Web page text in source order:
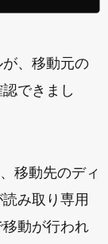
、移動元の
できまし
移動先のディ
み取り専用
動が行われ